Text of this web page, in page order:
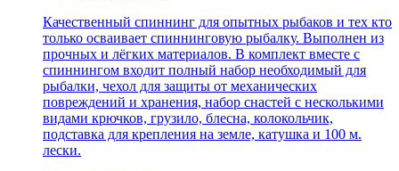
Качественный спиннинг для опытных рыбаков и тех кто
только осваивает спиннинговую рыбалку. Выполнен из
прочных и лёгких материалов. В комплект вместе с
спиннингом входит полный набор необходимый для
рыбалки, чехол для защиты от механических
повреждений и хранения, набор снастей с несколькими
видами крючков, грузило, блесна, колокольчик,
подставка для крепления на земле, катушка и 100 м.
лески.